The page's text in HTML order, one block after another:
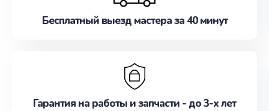
Бесплатный выезд мастера за 40 минут
Гарантия на работы и запчасти - до 3-х лет